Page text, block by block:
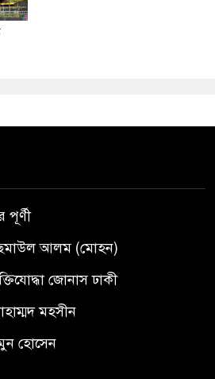
পূর্ণী
আলম (মোহন)
জোনাস ঢাকী
মহসীন
হোসেন